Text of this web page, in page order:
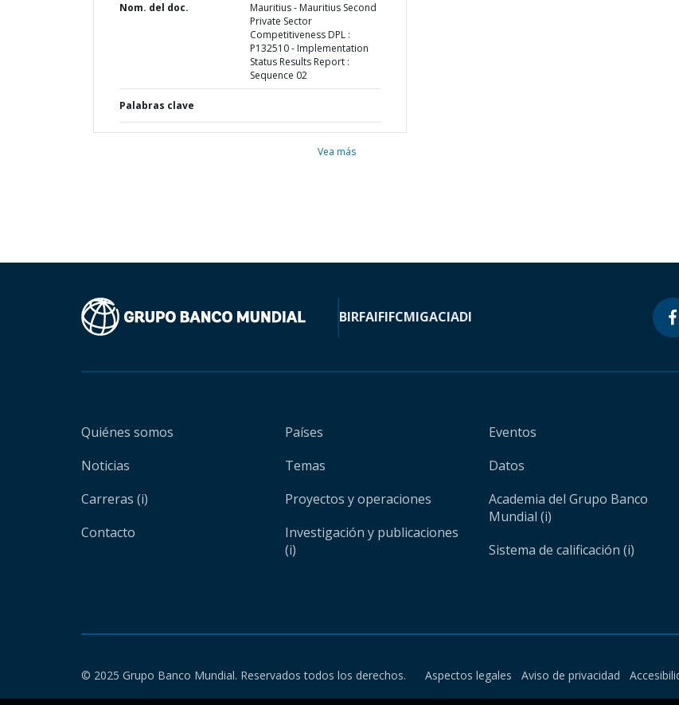
Nom. del doc.
Mauritius - Mauritius Second
Private Sector
Competitiveness DPL :
P132510 - Implementation
Status Results Report :
Sequence 02
Palabras clave
Vea más
BIRFAIFIFCMIGACIADI
Quiénes somos
Noticias
Carreras (i)
Contacto
Países
Temas
Proyectos y operaciones
Investigación y publicaciones
(i)
Eventos
Datos
Academia del Grupo Banco
Mundial (i)
Sistema de calificación (i)
© 2025 Grupo Banco Mundial. Reservados todos los derechos. Aspectos legales Aviso de privacidad